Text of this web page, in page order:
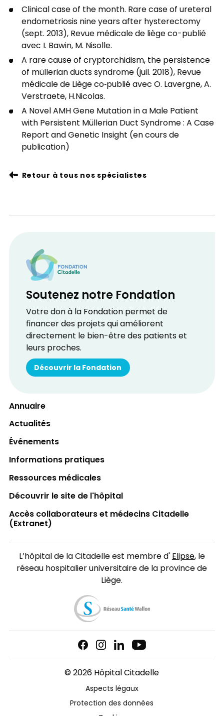
Clinical case of the month. Rare case of ureteral
endometriosis nine years after hysterectomy
(sept. 2013), Revue médicale de liège co-publié
avec I. Bawin, M. Nisolle.
A rare cause of cryptorchidism, the persistence
of müllerian ducts syndrome (juil. 2018), Revue
médicale de Liège co‑publié avec O. Lavergne, A.
Verstraete, H.Nicolas.
A Novel AMH Gene Mutation in a Male Patient
with Persistent Müllerian Duct Syndrome : A Case
Report and Genetic Insight (en cours de
publication)
Retour à tous nos spécialistes
Soutenez notre Fondation
Votre don à la Fondation permet de
financer des projets qui améliorent
directement le bien-être des patients et
leurs proches.
Découvrir la Fondation
Annuaire
Actualités
Événements
Informations pratiques
Ressources médicales
Découvrir le site de l'hôpital
Accès collaborateurs et médecins Citadelle
(Extranet)
L’hôpital de la Citadelle est membre d'Elipse, le
réseau hospitalier universitaire de la province de
Liège.
© 2026 Hôpital Citadelle
Aspects légaux
Protection des données